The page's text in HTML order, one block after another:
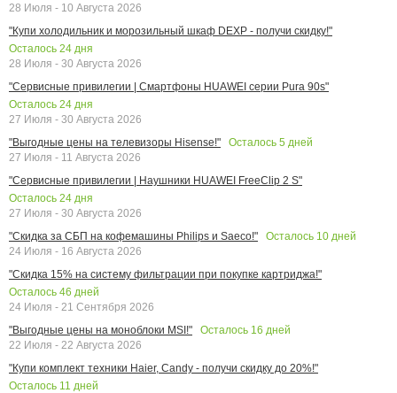
28 Июля - 10 Августа 2026
"Купи холодильник и морозильный шкаф DEXP - получи скидку!"
Осталось 24 дня
28 Июля - 30 Августа 2026
"Сервисные привилегии | Смартфоны HUAWEI серии Pura 90s"
Осталось 24 дня
27 Июля - 30 Августа 2026
"Выгодные цены на телевизоры Hisense!"
Осталось 5 дней
27 Июля - 11 Августа 2026
"Сервисные привилегии | Наушники HUAWEI FreeClip 2 S"
Осталось 24 дня
27 Июля - 30 Августа 2026
"Скидка за СБП на кофемашины Philips и Saeco!"
Осталось 10 дней
24 Июля - 16 Августа 2026
"Скидка 15% на систему фильтрации при покупке картриджа!"
Осталось 46 дней
24 Июля - 21 Сентября 2026
"Выгодные цены на моноблоки MSI!"
Осталось 16 дней
22 Июля - 22 Августа 2026
"Купи комплект техники Haier, Candy - получи скидку до 20%!"
Осталось 11 дней